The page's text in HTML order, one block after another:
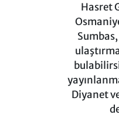
Hasret
Diyanet